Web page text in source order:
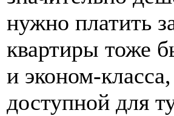
нужно платить
квартиры тоже
и эконом-
доступной для